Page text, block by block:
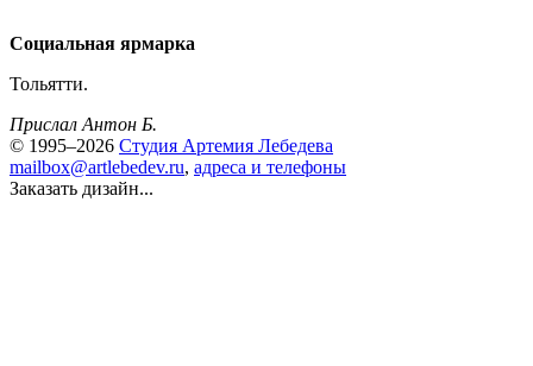
Социальная ярмарка
Тольятти.
Прислал Антон Б.
© 1995–2026 Студия Артемия Лебедева
mailbox@artlebedev.ru, адреса и телефоны
Заказать дизайн...